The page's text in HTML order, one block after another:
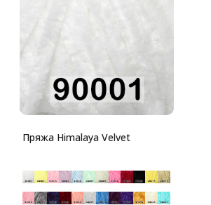
Пряжа Himalaya Velvet